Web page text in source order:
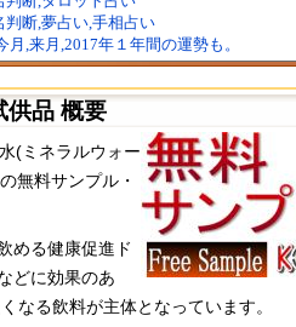
供品 概要
(ミネラルウォー
無料サンプル・
める健康促進ド
どに効果のあ
なる飲料が主体となっています。